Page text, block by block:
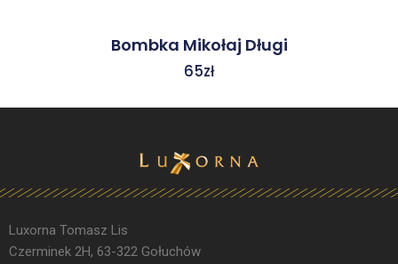
Bombka Mikołaj Długi
65zł
Luxorna Tomasz Lis
Czerminek 2H, 63-322 Gołuchów